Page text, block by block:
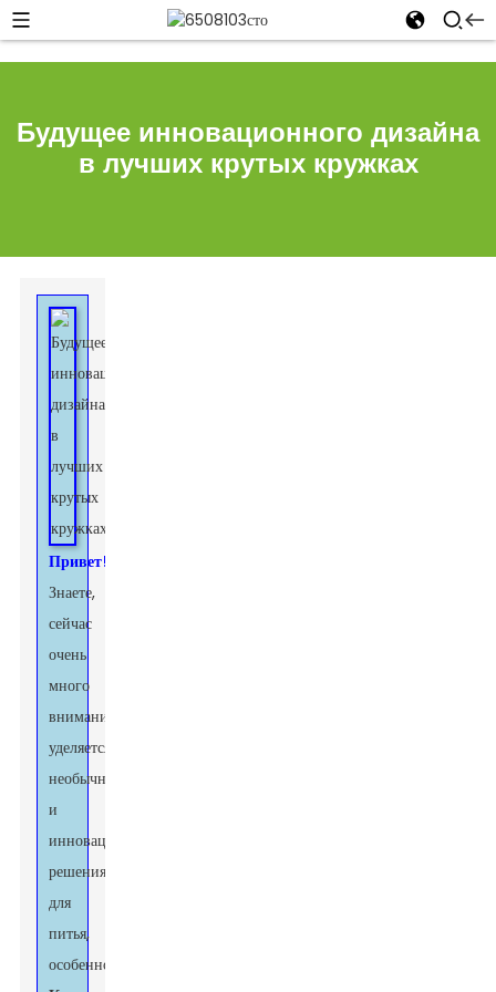
Будущее инновационного дизайна
в лучших крутых кружках
Привет!
Знаете,
сейчас
очень
много
внимания
уделяется
необычным
и
инновационным
решениям
для
питья,
особенно